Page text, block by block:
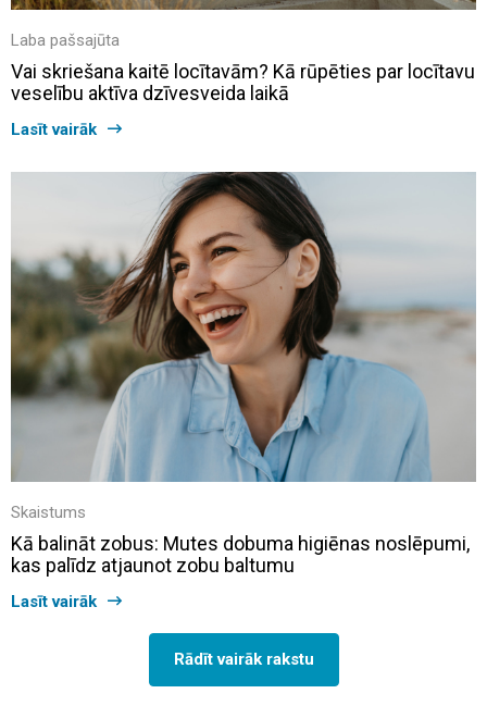
Laba pašsajūta
Vai skriešana kaitē locītavām? Kā rūpēties par locītavu
veselību aktīva dzīvesveida laikā
Lasīt vairāk
Skaistums
Kā balināt zobus: Mutes dobuma higiēnas noslēpumi,
kas palīdz atjaunot zobu baltumu
Lasīt vairāk
Rādīt vairāk rakstu